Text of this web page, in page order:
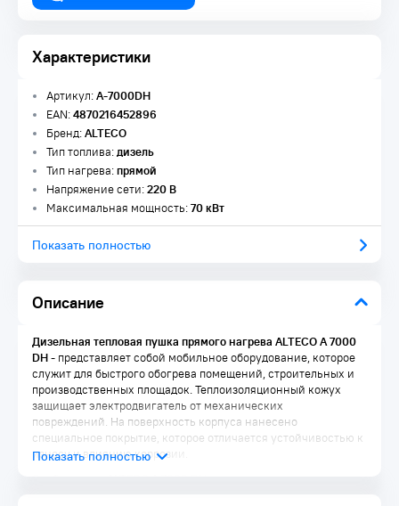
Характеристики
Описание
Артикул:A-7000DH
EAN:4870216452896
Бренд:ALTECO
Тип топлива:дизель
Тип нагрева:прямой
Напряжение сети:220 В
Максимальная мощность:70 кВт
Показать полностью
Дизельная тепловая пушка прямого нагрева ALTECO A 7000
DH- представляет собой мобильное оборудование, которое
служит для быстрого обогрева помещений, строительных и
производственных площадок. Теплоизоляционный кожух
защищает электродвигатель от механических
повреждений. На поверхность корпуса нанесено
специальное покрытие, которое отличается устойчивостью к
износу и влиянию коррозии.